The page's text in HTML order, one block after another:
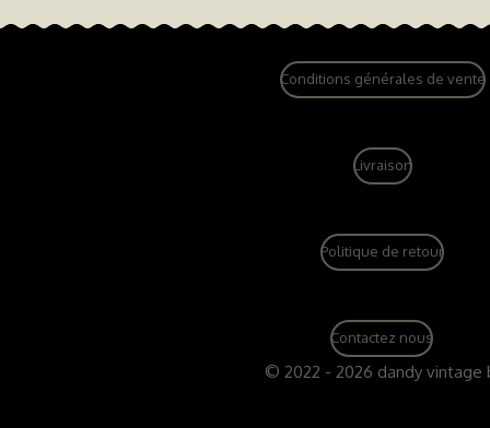
Conditions générales de vente
Livraison
Politique de retour
Contactez nous
© 2022 - 2026 dandy vintage